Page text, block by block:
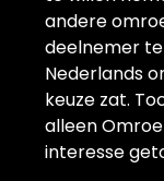
andere
deelnemer
Nederlands
keuze zat.
alleen
interesse